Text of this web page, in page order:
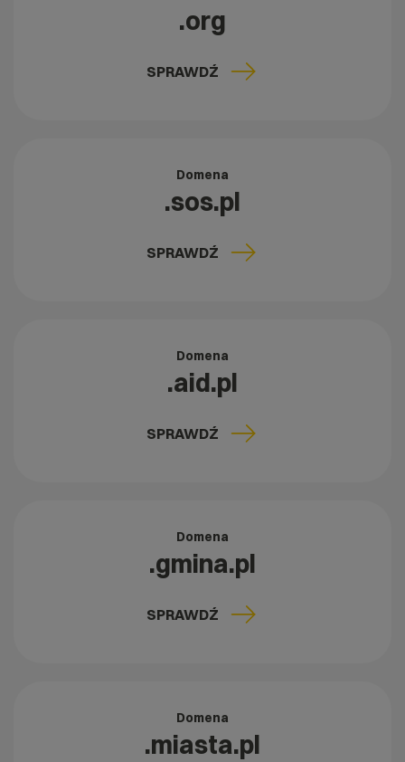
.org
SPRAWDŹ
Domena
.sos.pl
SPRAWDŹ
Domena
.aid.pl
SPRAWDŹ
Domena
.gmina.pl
SPRAWDŹ
Domena
.miasta.pl